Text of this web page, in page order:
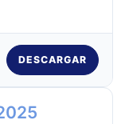
DESCARGAR